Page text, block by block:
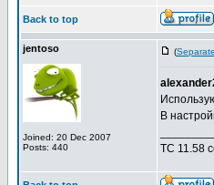
Back to top
jentoso
Joined: 20 Dec 2007
Posts: 440
(
В
TC 11.58